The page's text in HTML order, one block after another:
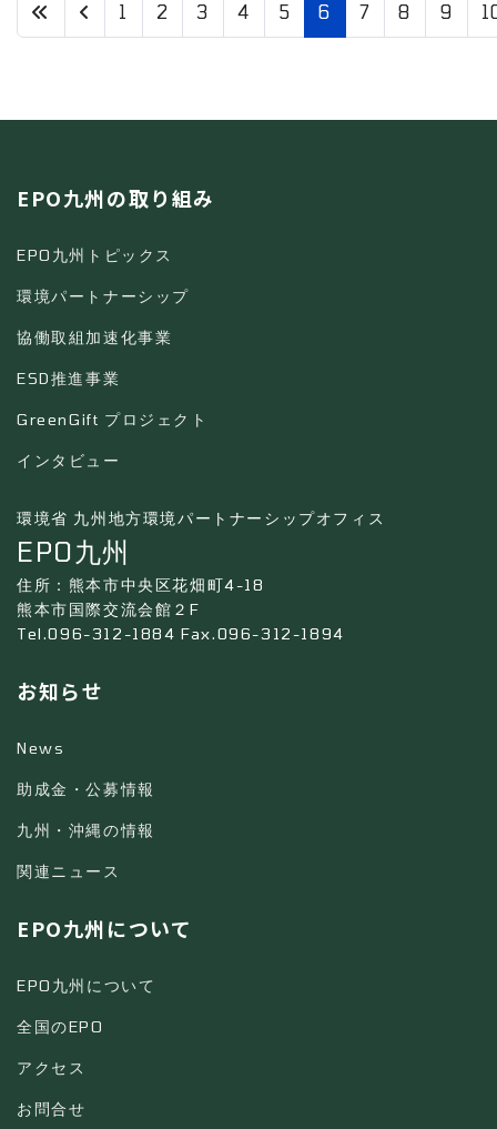
6 / 79
1 2 3 4 5 6 7 8 9
EPO九州の取り組み
EPO九州トピックス
環境パートナーシップ
協働取組加速化事業
ESD推進事業
GreenGift プロジェクト
インタビュー
環境省 九州地方環境パートナーシップオフィス
EPO九州
住所：熊本市中央区花畑町4-18
熊本市国際交流会館２F
Tel.096-312-1884 Fax.096-312-1894
お知らせ
News
助成金・公募情報
九州・沖縄の情報
関連ニュース
EPO九州について
EPO九州について
全国のEPO
アクセス
お問合せ